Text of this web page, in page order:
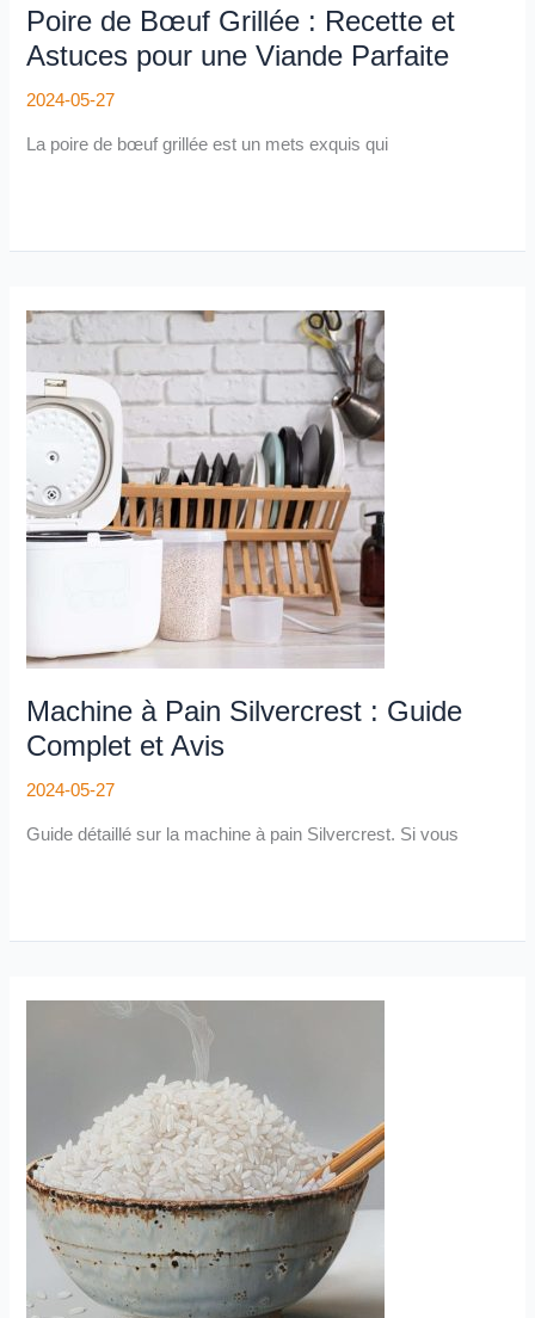
Poire de Bœuf Grillée : Recette et
Astuces pour une Viande Parfaite
2024-05-27
La poire de bœuf grillée est un mets exquis qui
Machine à Pain Silvercrest : Guide
Complet et Avis
2024-05-27
Guide détaillé sur la machine à pain Silvercrest. Si vous
Machine
Pain
Silvercrest
Guide
Complet
et
Mon
avis
après
mon
utilisation